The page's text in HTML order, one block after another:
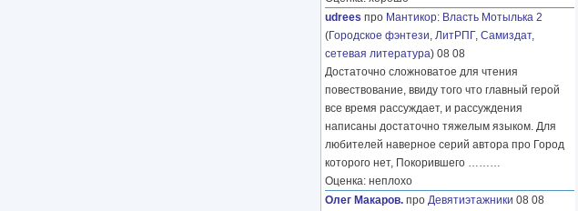
udrees про Мантикор: Власть Мотылька 2
(Городское фэнтези, ЛитРПГ, Самиздат,
сетевая литература) 08 08
Достаточно сложноватое для чтения
повествование, ввиду того что главный герой
все время рассуждает, и рассуждения
написаны достаточно тяжелым языком. Для
любителей наверное серий автора про Город
которого нет, Покорившего ………
Оценка: неплохо
Олег Макаров. про Девятиэтажники 08 08